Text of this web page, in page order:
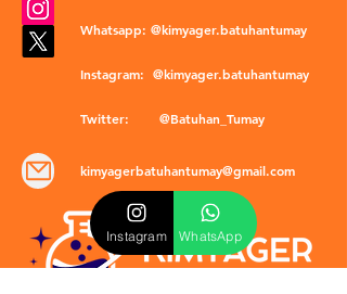
Whatsapp: @kimyager.batuhantumay
Instagram: @kimyager.batuhantumay
Twitter: @Batuhan_Tumay
kimyagerbatuhantumay@gmail.com
Instagram WhatsApp